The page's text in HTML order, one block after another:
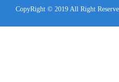
CopyRight © 2019 All Right